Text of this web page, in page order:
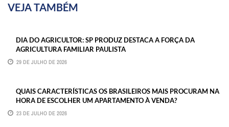
VEJA TAMBÉM
DIA DO AGRICULTOR: SP PRODUZ DESTACA A FORÇA DA
AGRICULTURA FAMILIAR PAULISTA
29 DE JULHO DE 2026
QUAIS CARACTERÍSTICAS OS BRASILEIROS MAIS PROCURAM NA
HORA DE ESCOLHER UM APARTAMENTO À VENDA?
23 DE JULHO DE 2026